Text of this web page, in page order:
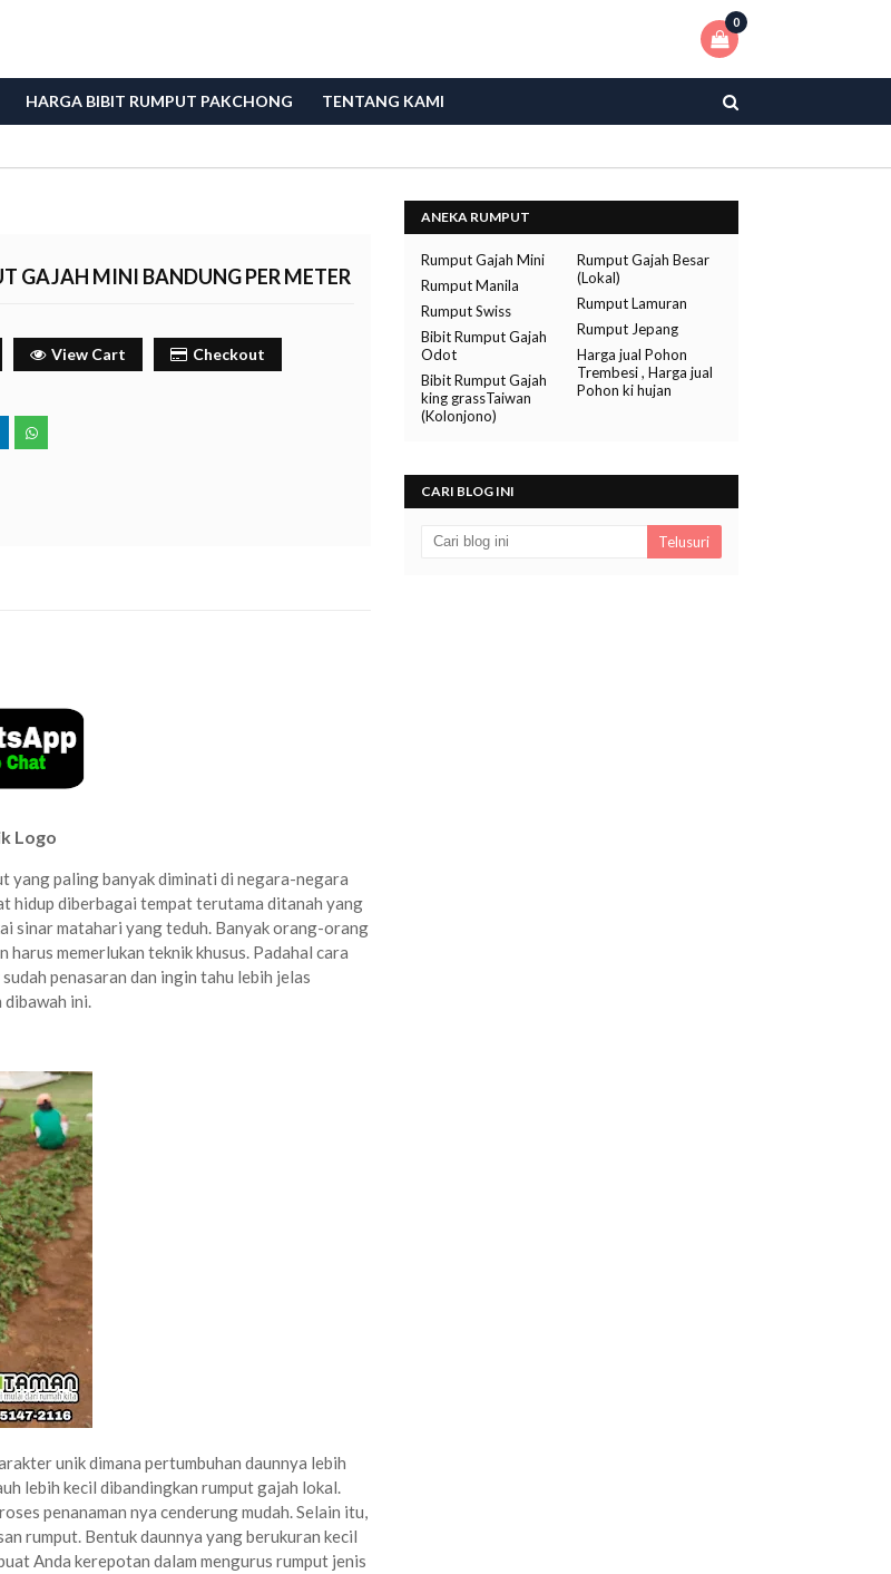
0
HARGA BIBIT RUMPUT PAKCHONG TENTANG KAMI
GAJAH MINI BANDUNG PER METER
View Cart Checkout
Logo
yang paling banyak diminati di negara-negara
hidup diberbagai tempat terutama ditanah yang
sinar matahari yang teduh. Banyak orang-orang
memerlukan teknik khusus. Padahal cara
penasaran dan ingin tahu lebih jelas
dibawah ini.
unik dimana pertumbuhan daunnya lebih
lebih kecil dibandingkan rumput gajah lokal.
penanaman nya cenderung mudah. Selain itu,
rumput. Bentuk daunnya yang berukuran kecil
Anda kerepotan dalam mengurus rumput jenis
ANEKA RUMPUT
Rumput Gajah Mini
Rumput Gajah Besar
(Lokal)
Rumput Manila
Rumput Lamuran
Rumput Swiss
Rumput Jepang
Bibit Rumput Gajah
Odot
Harga jual Pohon
Trembesi , Harga jual
Pohon ki hujan
Bibit Rumput Gajah
king grassTaiwan
(Kolonjono)
CARI BLOG INI